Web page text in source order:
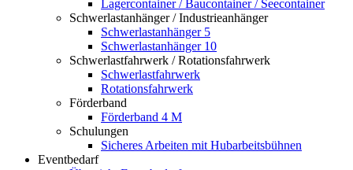
Lagercontainer / Baucontainer / Seecontainer
Schwerlastanhänger / Industrieanhänger
Schwerlastanhänger 5
Schwerlastanhänger 10
Schwerlastfahrwerk / Rotationsfahrwerk
Schwerlastfahrwerk
Rotationsfahrwerk
Förderband
Förderband 4 M
Schulungen
Sicheres Arbeiten mit Hubarbeitsbühnen
Eventbedarf